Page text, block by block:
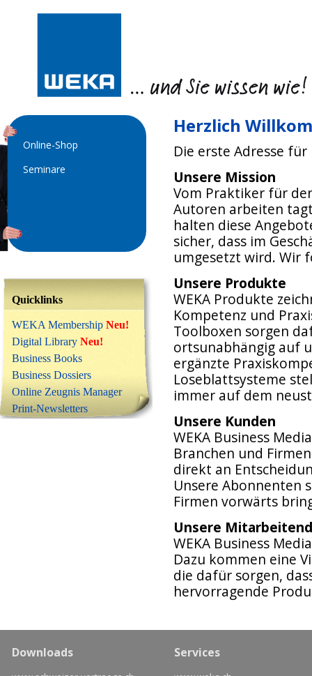
Online-Shop
Seminare
Quicklinks
WEKA Membership Neu!
Digital Library Neu!
Business Books
Business Dossiers
Online Zeugnis Manager
Print-Newsletters
Herzlich
Die erste Adresse
Unsere Mission
Vom Praktiker für
Autoren arbeiten
halten diese
sicher, dass im
umgesetzt wird. Wir
Unsere Produkte
WEKA Produkte
Kompetenz und
Toolboxen sorgen
ortsunabhängig auf
ergänzte
Loseblattsysteme
immer auf dem
Unsere Kunden
WEKA Business
Branchen und
direkt an
Unsere Abonnenten
Firmen vorwärts
Unsere
WEKA Business
Dazu kommen eine
die dafür sorgen,
hervorragende
Downloads Services